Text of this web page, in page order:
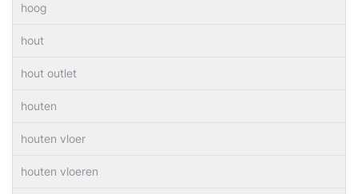
hoog
hout
hout outlet
houten
houten vloer
houten vloeren